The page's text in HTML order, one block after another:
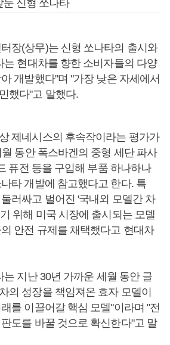
신형 쏘나타
장(상무)는 신형 쏘나타의 출시와
현대차를 향한 소비자들의 다양
개발했다"며 "가장 낮은 자세에서
했다"고 말했다.
제네시스의 후속작이라는 평가가
동안 폭스바겐의 중형 세단 파사
퓨전 등을 구입해 부품 하나하나
타 개발에 참고했다고 한다. 특
러싸고 벌어진 '국내외 모델간 차
위해 미국 시장에 출시되는 모델
안전 규제를 채택했다고 현대차
지난 30년 가까운 세월 동안 글
의 성장을 책임져온 효자 모델이
를 이끌어갈 핵심 모델"이라며 "전
도를 바꿀 것으로 확신한다"고 말